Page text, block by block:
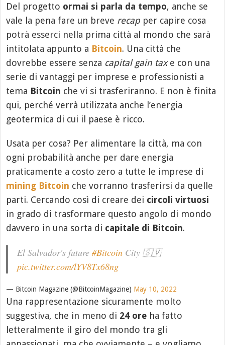
Del progetto ormai si parla da tempo, anche se
vale la pena fare un breve recap per capire cosa
potrà esserci nella prima città al mondo che sarà
intitolata appunto a Bitcoin. Una città che
dovrebbe essere senza capital gain taxe con una
serie di vantaggi per imprese e professionisti a
tema Bitcoin che vi si trasferiranno. E non è finita
qui, perché verrà utilizzata anche l’energia
geotermica di cui il paese è ricco.
Usata per cosa? Per alimentare la città, ma con
ogni probabilità anche per dare energia
praticamente a costo zero a tutte le imprese di
mining Bitcoin che vorranno trasferirsi da quelle
parti. Cercando così di creare dei circoli virtuosi
in grado di trasformare questo angolo di mondo
davvero in una sorta di capitale di Bitcoin.
El Salvador's future#Bitcoin City 🇸🇻
pic.twitter.com/lYV8Tx68ng
— Bitcoin Magazine (@BitcoinMagazine) May 10, 2022
Una rappresentazione sicuramente molto
suggestiva, che in meno di 24 ore ha fatto
letteralmente il giro del mondo tra gli